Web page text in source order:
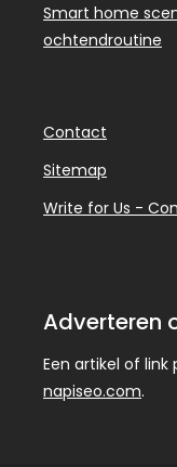
Smart home
ochtendroutine
Contact
Sitemap
Write for Us -
Adverteren
Een artikel of
napiseo.com.